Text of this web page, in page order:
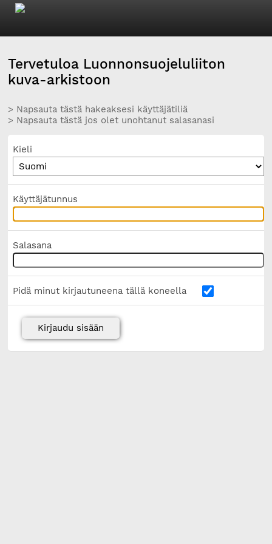
Tervetuloa Luonnonsuojeluliiton
kuva-arkistoon
> Napsauta tästä hakeaksesi käyttäjätiliä
> Napsauta tästä jos olet unohtanut salasanasi
Kieli
Käyttäjätunnus
Salasana
Pidä minut kirjautuneena tällä koneella